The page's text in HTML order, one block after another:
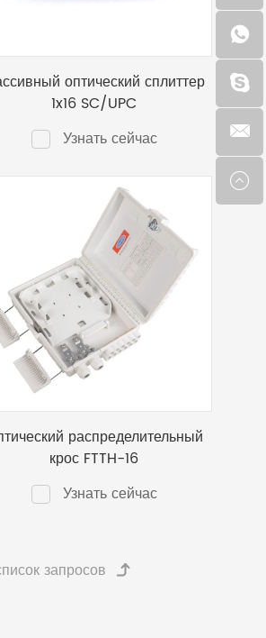
оптический сплиттер
1x16 SC/UPC
Узнать сейчас
распределительный
крос FTTH-16
Узнать сейчас